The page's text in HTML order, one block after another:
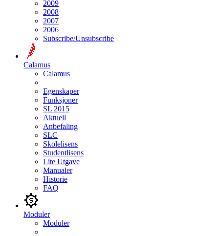
2009
2008
2007
2006
Subscribe/Unsubscribe
Calamus
Calamus
Egenskaper
Funksjoner
SL 2015
Aktuell
Anbefaling
SLC
Skolelisens
Studentlisens
Lite Utgave
Manualer
Historie
FAQ
Moduler
Moduler